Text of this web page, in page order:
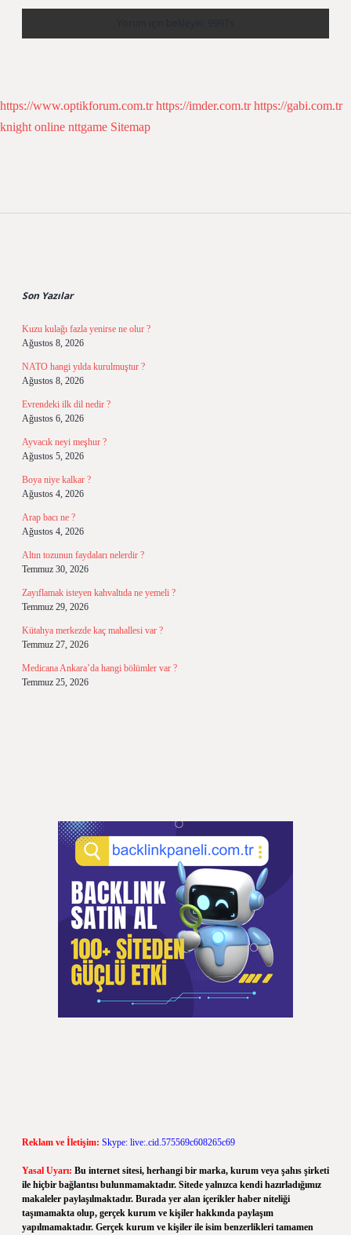
https://www.optikforum.com.tr https://imder.com.tr https://gabi.com.tr
knight online nttgame Sitemap
Son Yazılar
Kuzu kulağı fazla yenirse ne olur ?
Ağustos 8, 2026
NATO hangi yılda kurulmuştur ?
Ağustos 8, 2026
Evrendeki ilk dil nedir ?
Ağustos 6, 2026
Ayvacık neyi meşhur ?
Ağustos 5, 2026
Boya niye kalkar ?
Ağustos 4, 2026
Arap bacı ne ?
Ağustos 4, 2026
Altın tozunun faydaları nelerdir ?
Temmuz 30, 2026
Zayıflamak isteyen kahvaltıda ne yemeli ?
Temmuz 29, 2026
Kütahya merkezde kaç mahallesi var ?
Temmuz 27, 2026
Medicana Ankara’da hangi bölümler var ?
Temmuz 25, 2026
Reklam ve İletişim: Skype: live:.cid.575569c608265c69
Yasal Uyarı: Bu internet sitesi, herhangi bir marka, kurum veya şahıs şirketi
ile hiçbir bağlantısı bulunmamaktadır. Sitede yalnızca kendi hazırladığımız
makaleler paylaşılmaktadır. Burada yer alan içerikler haber niteliği
taşımamakta olup, gerçek kurum ve kişiler hakkında paylaşım
yapılmamaktadır. Gerçek kurum ve kişiler ile isim benzerlikleri tamamen